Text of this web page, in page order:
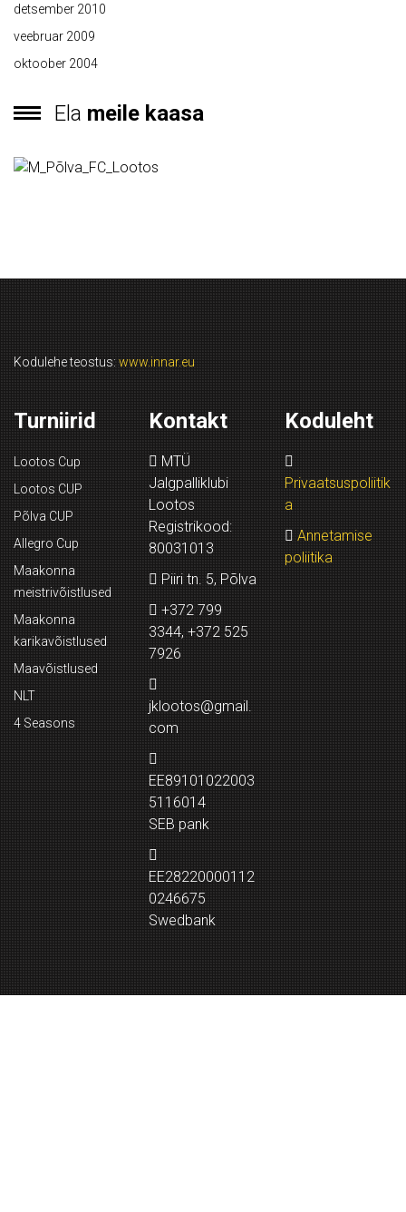
detsember 2010
veebruar 2009
oktoober 2004
Ela meile kaasa
Kodulehe teostus: www.innar.eu
Turniirid
Lootos Cup
Lootos CUP
Põlva CUP
Allegro Cup
Maakonna
meistrivõistlused
Maakonna
karikavõistlused
Maavõistlused
NLT
4 Seasons
Kontakt
MTÜ
Jalgpalliklubi
Lootos
Registrikood:
80031013
Piiri tn. 5, Põlva
+372 799
3344, +372 525
7926
jklootos@gmail.
com
EE89101022003
5116014
SEB pank
EE28220000112
0246675
Swedbank
Koduleht
Privaatsuspoliitik
a
Annetamise
poliitika